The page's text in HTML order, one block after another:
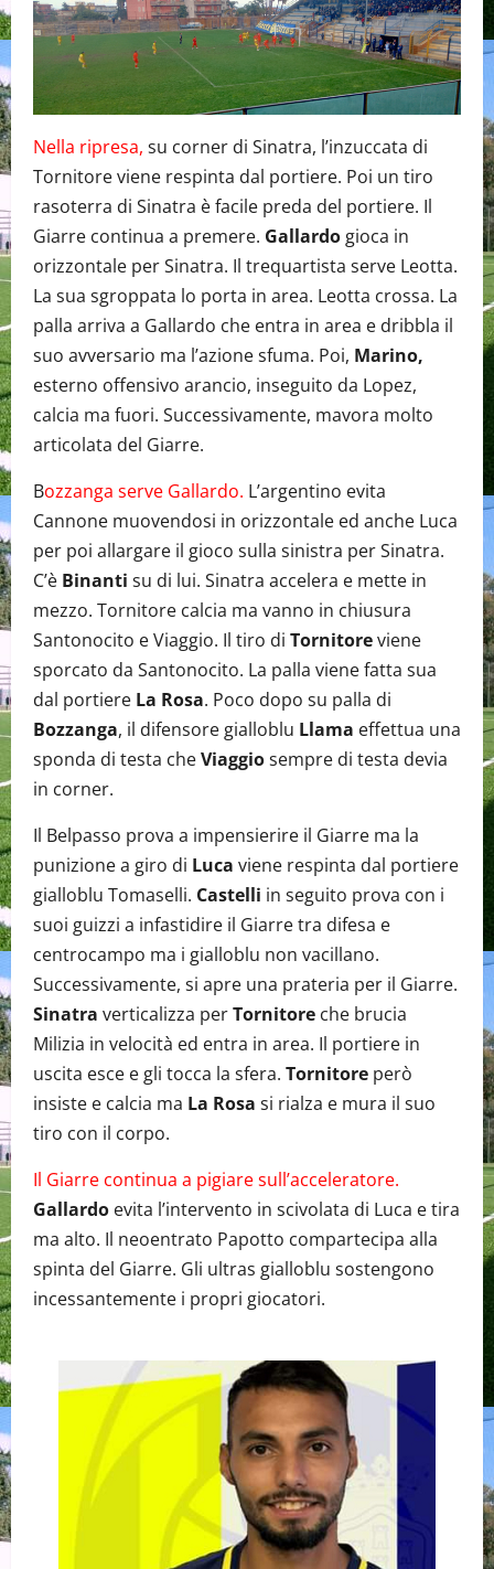
Nella ripresa, su corner di Sinatra, l’inzuccata di
Tornitore viene respinta dal portiere. Poi un tiro
rasoterra di Sinatra è facile preda del portiere. Il
Giarre continua a premere. Gallardo gioca in
orizzontale per Sinatra. Il trequartista serve Leotta.
La sua sgroppata lo porta in area. Leotta crossa. La
palla arriva a Gallardo che entra in area e dribbla il
suo avversario ma l’azione sfuma. Poi, Marino,
esterno offensivo arancio, inseguito da Lopez,
calcia ma fuori. Successivamente, mavora molto
articolata del Giarre.
Bozzanga serve Gallardo. L’argentino evita
Cannone muovendosi in orizzontale ed anche Luca
per poi allargare il gioco sulla sinistra per Sinatra.
C’è Binanti su di lui. Sinatra accelera e mette in
mezzo. Tornitore calcia ma vanno in chiusura
Santonocito e Viaggio. Il tiro di Tornitoreviene
sporcato da Santonocito. La palla viene fatta sua
dal portiere La Rosa. Poco dopo su palla di
Bozzanga, il difensore gialloblu Llama effettua una
sponda di testa cheViaggiosempre di testa devia
in corner.
Il Belpasso prova a impensierire il Giarre ma la
punizione a giro di Luca viene respinta dal portiere
gialloblu Tomaselli. Castelli in seguito prova con i
suoi guizzi a infastidire il Giarre tra difesa e
centrocampo ma i gialloblu non vacillano.
Successivamente, si apre una prateria per il Giarre.
Sinatra verticalizza perTornitore che brucia
Milizia in velocità ed entra in area. Il portiere in
uscita esce e gli tocca la sfera. Tornitore però
insiste e calcia ma La Rosa si rialza e mura il suo
tiro con il corpo.
Il Giarre continua a pigiare sull’acceleratore.
Gallardo evita l’intervento in scivolata di Luca e tira
ma alto. Il neoentrato Papotto compartecipa alla
spinta del Giarre. Gli ultras gialloblu sostengono
incessantemente i propri giocatori.